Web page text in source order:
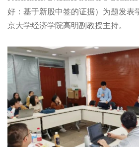
好：基于新股中签的证据）为题发表
京大学经济学院高明副教授主持。